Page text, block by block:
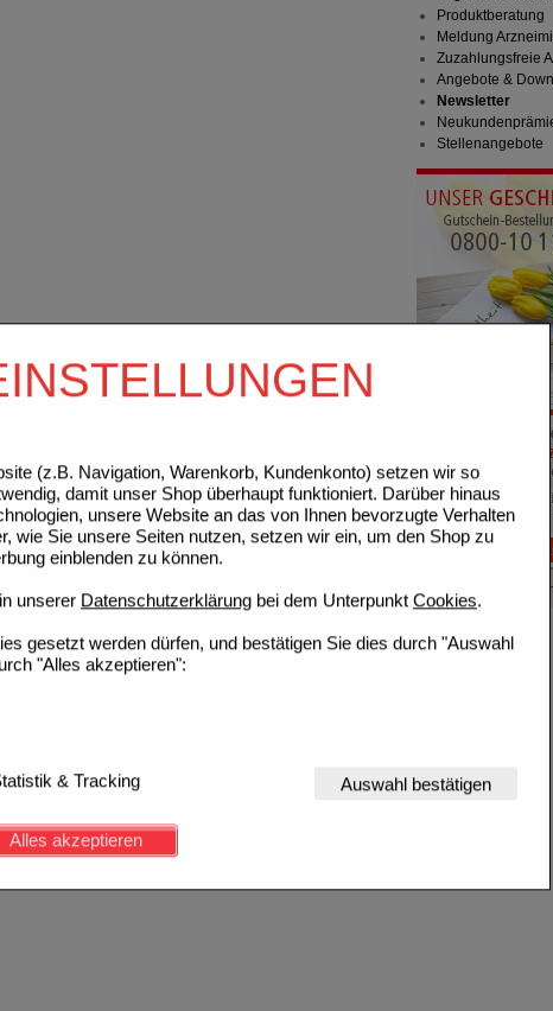
(z.B. Navigation, Warenkorb, Kundenkonto) setzen wir so
damit unser Shop überhaupt funktioniert. Darüber hinaus
unsere Website an das von Ihnen bevorzugte Verhalten
wie Sie unsere Seiten nutzen, setzen wir ein, um den Shop zu
einblenden zu können.
unserer Datenschutzerklärung bei dem Unterpunkt Cookies.
gesetzt werden dürfen, und bestätigen Sie dies durch "Auswahl
"Alles akzeptieren":
Cookies, die für die Grundfunktionen unserer Website
weshalb auf diese nicht verzichtet werden kann.
Einkaufserlebnis noch ansprechender zu gestalten,
oder unsere Seite an bevorzugte Verhaltensweisen (z.B.
betreiben.
für Sie optimieren können, den Inhalt auf unserer Website aber
für Sie zu gestalten. Bitte beachten Sie, dass Daten hierfür
& Tracking Auswahl bestätigen
Alles akzeptieren
Produktberatung
Meldung
Zuzahlungsfreie
Angebote &
Newsletter
Stellenangebote